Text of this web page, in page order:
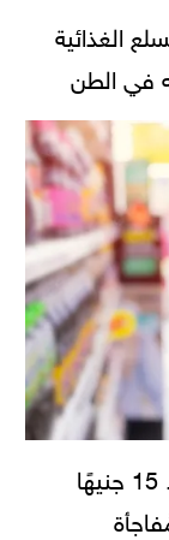
الغذائية
أسعار السلع الأساسية في الأسواق.. 15 جنيهًا